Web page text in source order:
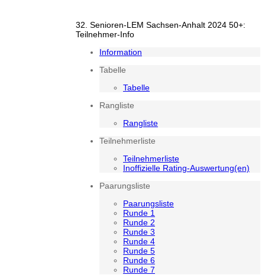
32. Senioren-LEM Sachsen-Anhalt 2024 50+:
Teilnehmer-Info
Information
Tabelle
Tabelle
Rangliste
Rangliste
Teilnehmerliste
Teilnehmerliste
Inoffizielle Rating-Auswertung(en)
Paarungsliste
Paarungsliste
Runde 1
Runde 2
Runde 3
Runde 4
Runde 5
Runde 6
Runde 7